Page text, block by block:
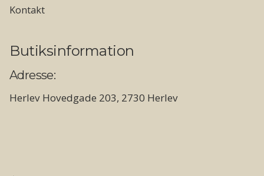
Kontakt
Butiksinformation
Adresse:
Herlev Hovedgade 203, 2730 Herlev